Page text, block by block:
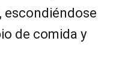
escondiéndose
de comida y